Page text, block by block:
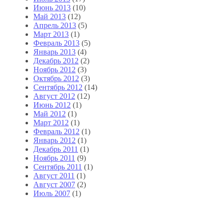
Июнь 2013 (10)
Май 2013 (12)
Апрель 2013 (5)
Март 2013 (1)
Февраль 2013 (5)
Январь 2013 (4)
Декабрь 2012 (2)
Ноябрь 2012 (3)
Октябрь 2012 (3)
Сентябрь 2012 (14)
Август 2012 (12)
Июнь 2012 (1)
Май 2012 (1)
Март 2012 (1)
Февраль 2012 (1)
Январь 2012 (1)
Декабрь 2011 (1)
Ноябрь 2011 (9)
Сентябрь 2011 (1)
Август 2011 (1)
Август 2007 (2)
Июль 2007 (1)